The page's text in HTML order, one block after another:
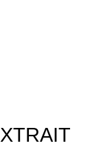
Un
grand
et une